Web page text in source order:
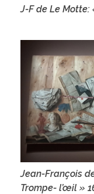
J-F de Le Motte:
Jean-François
Trompe- l’œil »